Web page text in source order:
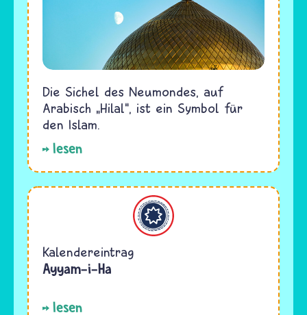
Die Sichel des Neumondes, auf
Arabisch „Hilal“, ist ein Symbol für
den Islam.
lesen
Bahaitum
Kalendereintrag
Ayyam-i-Ha
lesen